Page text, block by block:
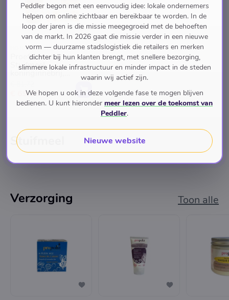
HONINGWINKEL
Proefpakket:
Stuifmeel,
koninginnebrij,
€ 69,95
Stuifmeel
Verzorging Toon alle
Peddler begon met een eenvoudig idee: lokale ondernemers
helpen om online zichtbaar en bereikbaar te worden. In de
loop der jaren is die missie meegegroeid met de behoeften
van de markt. In 2026 gaat die missie verder in een nieuwe
vorm — duurzame stadslogistiek die retailers en merken
dichter bij hun klanten brengt, met snellere bezorging,
slimmere lokale infrastructuur en minder impact in de steden
waarin wij actief zijn.
We hopen u ook in deze volgende fase te mogen blijven
bedienen. U kunt hieronder meer lezen over de toekomst van
Peddler.
Nieuwe website